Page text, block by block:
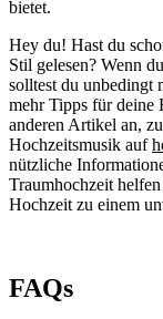
bietet.
Hey du! Hast du
Stil gelesen? Wenn
solltest du unbedingt
mehr Tipps für deine
anderen Artikel an,
Hochzeitsmusik auf
nützliche
Traumhochzeit
Hochzeit zu einem
FAQs